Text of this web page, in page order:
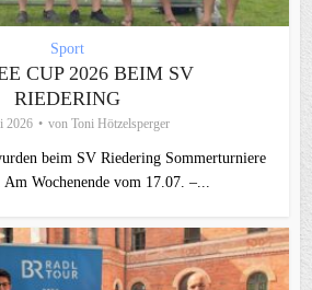
Sport
CUP 2026 BEIM SV
RIEDERING
2026 von Toni Hötzelsperger
beim SV Riedering Sommerturniere
Am Wochenende vom 17.07. –...